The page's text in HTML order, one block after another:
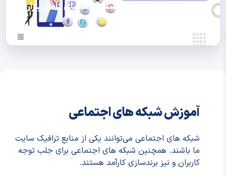
سوشال مدیا مارکتینگ چیست؟ راهنمای کامل بازاریابی
آموزش شبکه های اجتماعی
شبکه های اجتماعی می‌توانند یکی از منابع ترافیک سایت
ما باشند. همچنین شبکه های اجتماعی برای جلب توجه
کاربران و نیز برندسازی کارآمد هستند.